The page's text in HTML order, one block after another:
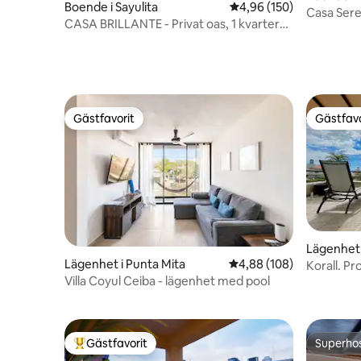
Boende i Sayulita 4,96 av 5 i
4,96 (150)
CASA BRILLANTE - Privat oas, 1 kvarter
Casa
Gästfavorit
Gästfavorit
Lägenhet i Punta Mita 4,88 av 5 i
4,88 (108)
Villa Coyul Ceiba - lägenhet med pool
Korall.
Populär gästfavorit
Gästfavorit